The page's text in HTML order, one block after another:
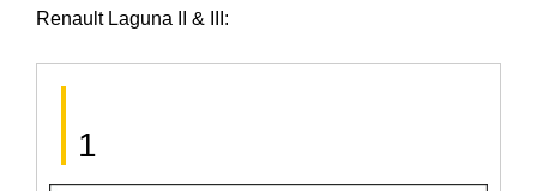
Renault Laguna II & III:
1